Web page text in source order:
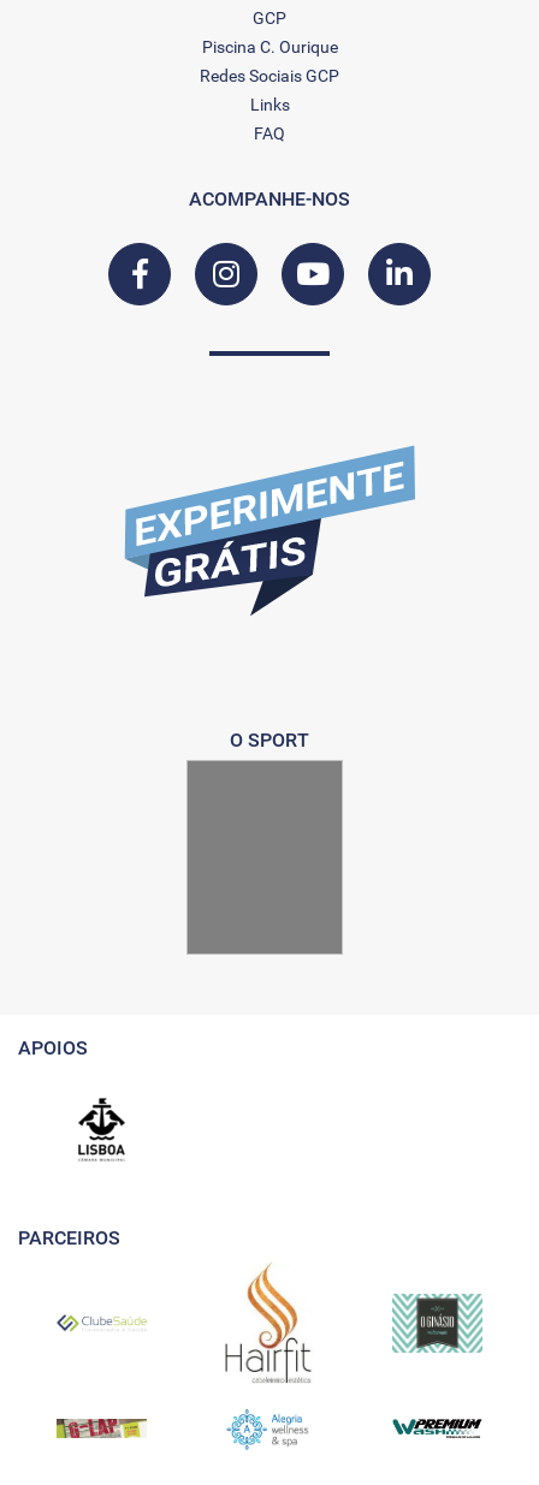
GCP
Piscina C. Ourique
Redes Sociais GCP
Links
FAQ
ACOMPANHE-NOS
O SPORT
APOIOS
PARCEIROS